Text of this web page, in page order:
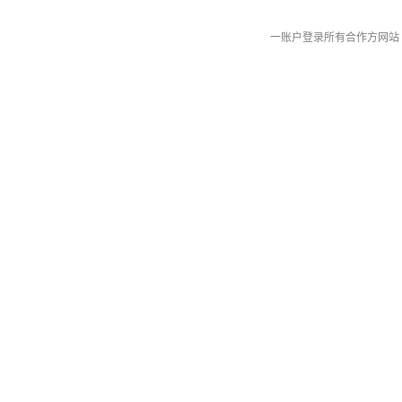
一账户登录所有合作方网站